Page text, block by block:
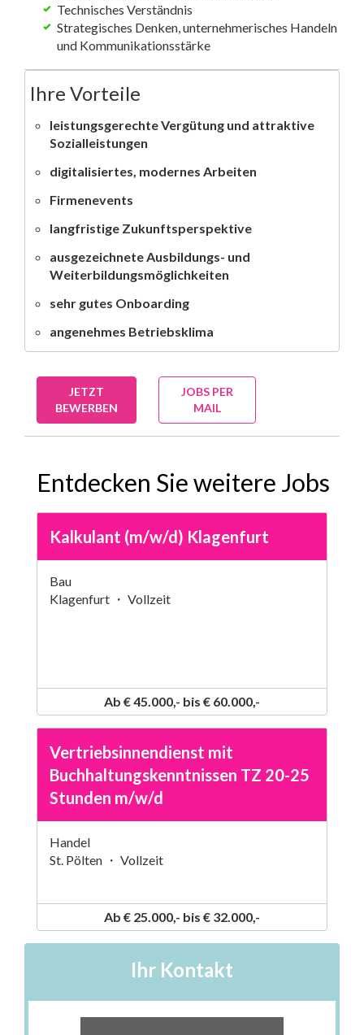
Technisches Verständnis
Strategisches Denken, unternehmerisches Handeln
und Kommunikationsstärke
Ihre Vorteile
leistungsgerechte Vergütung und attraktive
Sozialleistungen
digitalisiertes, modernes Arbeiten
Firmenevents
langfristige Zukunftsperspektive
ausgezeichnete Ausbildungs- und
Weiterbildungsmöglichkeiten
sehr gutes Onboarding
angenehmes Betriebsklima
JETZT
BEWERBEN
JOBS PER
MAIL
Entdecken Sie weitere Jobs
Kalkulant (m/w/d) Klagenfurt
Bau
Klagenfurt ・ Vollzeit
Ab € 45.000,- bis € 60.000,-
Vertriebsinnendienst mit
Buchhaltungskenntnissen TZ 20-25
Stunden m/w/d
Handel
St. Pölten ・ Vollzeit
Ab € 25.000,- bis € 32.000,-
Ihr Kontakt